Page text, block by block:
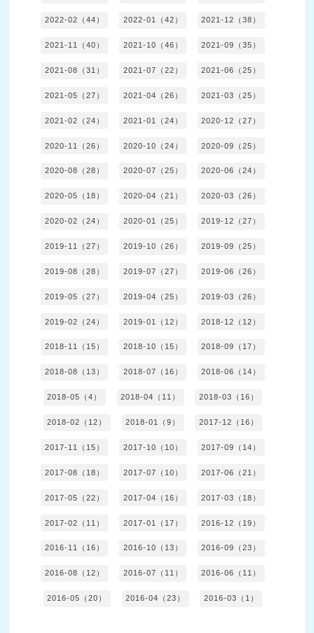
2022-02（44） 2022-01（42） 2021-12（38）
2021-11（40） 2021-10（46） 2021-09（35）
2021-08（31） 2021-07（22） 2021-06（25）
2021-05（27） 2021-04（26） 2021-03（25）
2021-02（24） 2021-01（24） 2020-12（27）
2020-11（26） 2020-10（24） 2020-09（25）
2020-08（28） 2020-07（25） 2020-06（24）
2020-05（18） 2020-04（21） 2020-03（26）
2020-02（24） 2020-01（25） 2019-12（27）
2019-11（27） 2019-10（26） 2019-09（25）
2019-08（28） 2019-07（27） 2019-06（26）
2019-05（27） 2019-04（25） 2019-03（26）
2019-02（24） 2019-01（12） 2018-12（12）
2018-11（15） 2018-10（15） 2018-09（17）
2018-08（13） 2018-07（16） 2018-06（14）
2018-05（4） 2018-04（11） 2018-03（16）
2018-02（12） 2018-01（9） 2017-12（16）
2017-11（15） 2017-10（10） 2017-09（14）
2017-08（18） 2017-07（10） 2017-06（21）
2017-05（22） 2017-04（16） 2017-03（18）
2017-02（11） 2017-01（17） 2016-12（19）
2016-11（16） 2016-10（13） 2016-09（23）
2016-08（12） 2016-07（11） 2016-06（11）
2016-05（20） 2016-04（23） 2016-03（1）